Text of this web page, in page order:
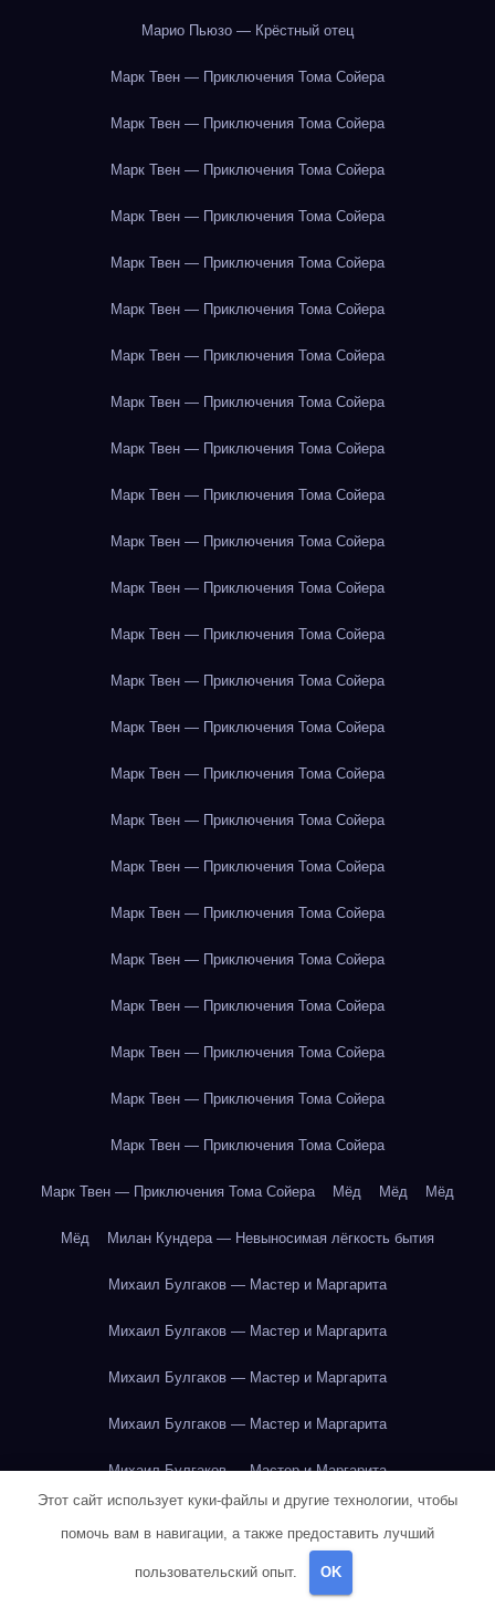
Марио Пьюзо — Крёстный отец
Марк Твен — Приключения Тома Сойера
Марк Твен — Приключения Тома Сойера
Марк Твен — Приключения Тома Сойера
Марк Твен — Приключения Тома Сойера
Марк Твен — Приключения Тома Сойера
Марк Твен — Приключения Тома Сойера
Марк Твен — Приключения Тома Сойера
Марк Твен — Приключения Тома Сойера
Марк Твен — Приключения Тома Сойера
Марк Твен — Приключения Тома Сойера
Марк Твен — Приключения Тома Сойера
Марк Твен — Приключения Тома Сойера
Марк Твен — Приключения Тома Сойера
Марк Твен — Приключения Тома Сойера
Марк Твен — Приключения Тома Сойера
Марк Твен — Приключения Тома Сойера
Марк Твен — Приключения Тома Сойера
Марк Твен — Приключения Тома Сойера
Марк Твен — Приключения Тома Сойера
Марк Твен — Приключения Тома Сойера
Марк Твен — Приключения Тома Сойера
Марк Твен — Приключения Тома Сойера
Марк Твен — Приключения Тома Сойера
Марк Твен — Приключения Тома Сойера
Марк Твен — Приключения Тома Сойера Мёд Мёд Мёд
Мёд Милан Кундера — Невыносимая лёгкость бытия
Михаил Булгаков — Мастер и Маргарита
Михаил Булгаков — Мастер и Маргарита
Михаил Булгаков — Мастер и Маргарита
Михаил Булгаков — Мастер и Маргарита
Михаил Булгаков — Мастер и Маргарита
Михаил Булгаков — Мастер и Маргарита
Этот сайт использует куки-файлы и другие технологии, чтобы
помочь вам в навигации, а также предоставить лучший
пользовательский опыт. OK